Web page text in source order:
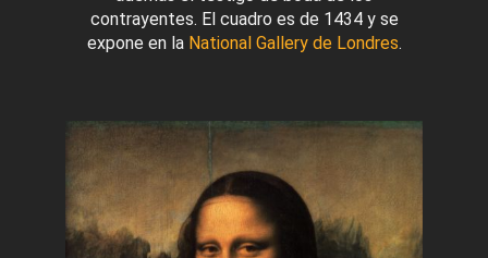
contrayentes. El cuadro es de 1434 y se
expone en la National Gallery de Londres.